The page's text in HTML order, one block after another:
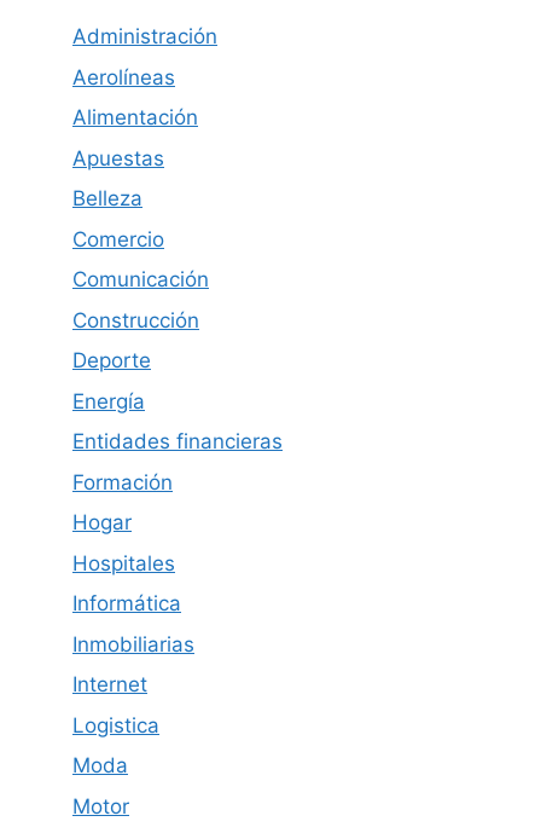
Administración
Aerolíneas
Alimentación
Apuestas
Belleza
Comercio
Comunicación
Construcción
Deporte
Energía
Entidades financieras
Formación
Hogar
Hospitales
Informática
Inmobiliarias
Internet
Logistica
Moda
Motor